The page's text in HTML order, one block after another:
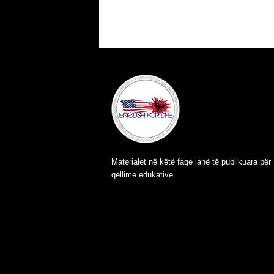
Materialet në këtë faqe janë të publikuara për
qëllime edukative.